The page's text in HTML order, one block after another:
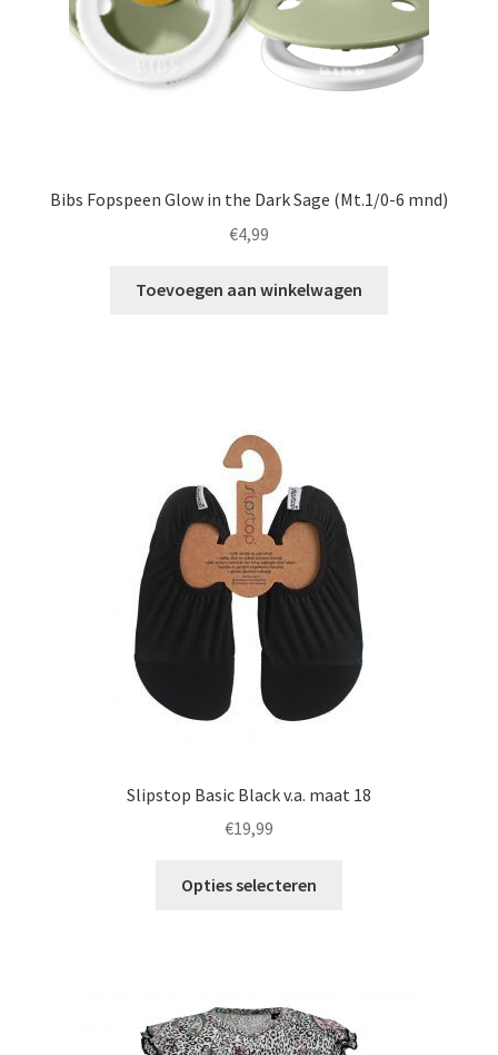
Bibs Fopspeen Glow in the Dark Sage (Mt.1/0-6 mnd)
€4,99
Toevoegen aan winkelwagen
Slipstop Basic Black v.a. maat 18
€19,99
Opties selecteren
optie